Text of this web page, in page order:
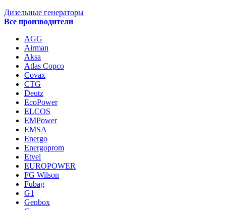
Дизельные генераторы
Все производители
AGG
Airman
Aksa
Atlas Copco
Covax
CTG
Deutz
EcoPower
ELCOS
EMPower
EMSA
Energo
Energoprom
Etvel
EUROPOWER
FG Wilson
Fubag
G1
Genbox